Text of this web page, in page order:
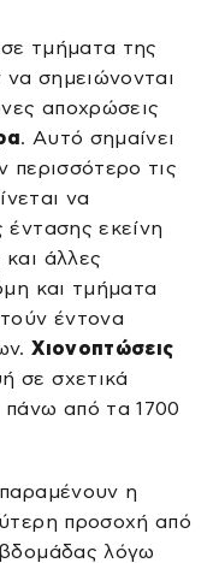
τμήματα της
σημειώνονται
αποχρώσεις
. Αυτό σημαίνει
περισσότερο τις
να
έντασης εκείνη
άλλες
και τμήματα
έντονα
Χιονοπτώσεις
σε σχετικά
πάνω από τα 1700
η
προσοχή από
λόγω